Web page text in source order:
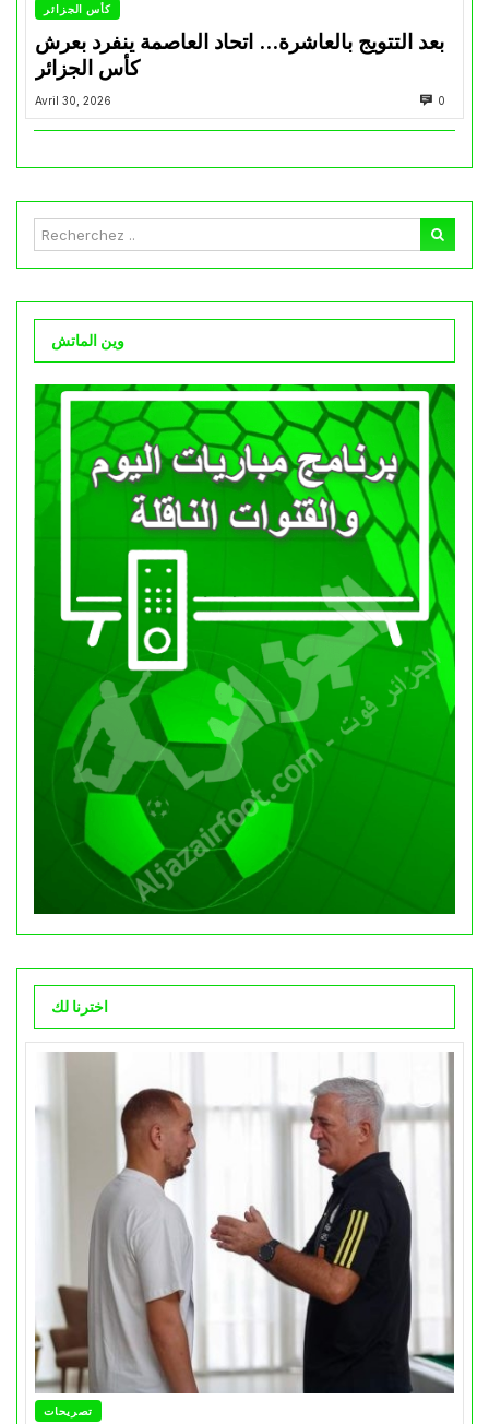
كأس الجزائر
بعد التتويج بالعاشرة… اتحاد العاصمة ينفرد بعرش
كأس الجزائر
Avril 30, 2026 0
وين الماتش
اخترنا لك
تصريحات